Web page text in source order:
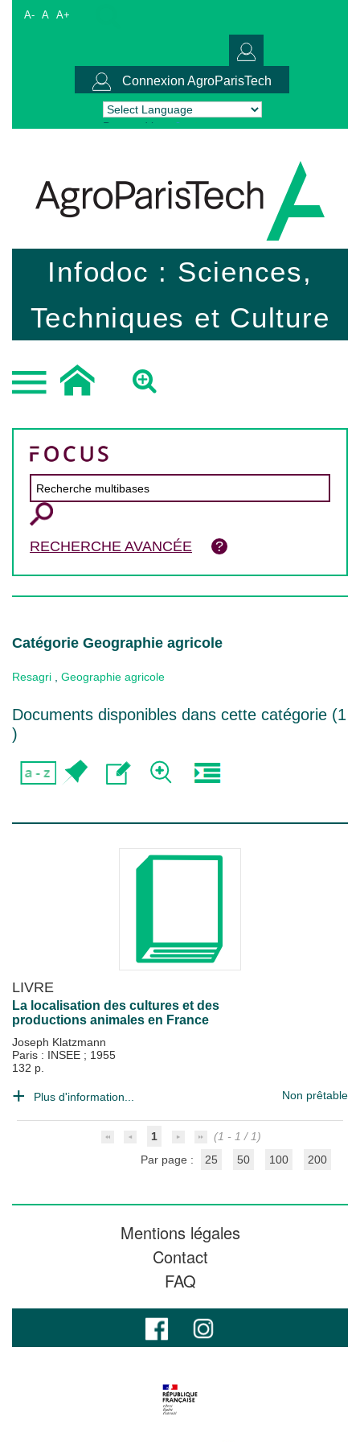
A- A A+
Connexion AgroParisTech
Powered by Translate
Infodoc : Sciences,
Techniques et Culture
RECHERCHE AVANCÉE
Catégorie Geographie agricole
Resagri Geographie agricole
Documents disponibles dans cette catégorie (1
)
LIVRE
La localisation des cultures et des
productions animales en France
Joseph Klatzmann
Paris : INSEE ; 1955
132 p.
Plus d'information... Non prêtable
1
(1 - 1 / 1)
Par page :
25 50 100 200
Mentions légales
Contact
FAQ